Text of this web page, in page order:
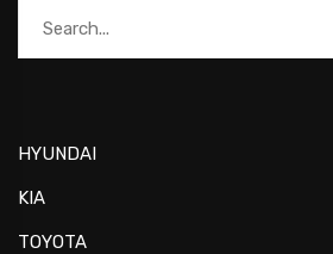
HYUNDAI
KIA
TOYOTA